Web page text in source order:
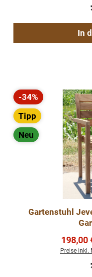
In
Rabatt
-34%
Tipp
Neu
Gartenstuhl
198,00
Preise inkl.